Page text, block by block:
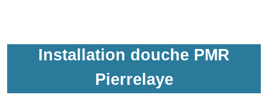
Installation douche PMR
Pierrelaye